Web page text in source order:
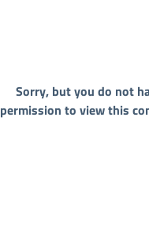
Sorry, but you do not
permission to view this